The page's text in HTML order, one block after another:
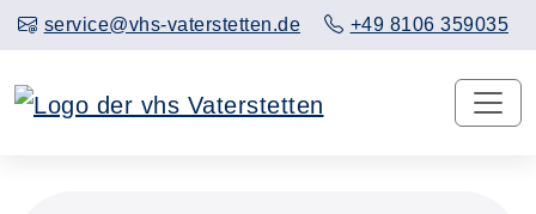
service@vhs-vaterstetten.de +49 8106 359035